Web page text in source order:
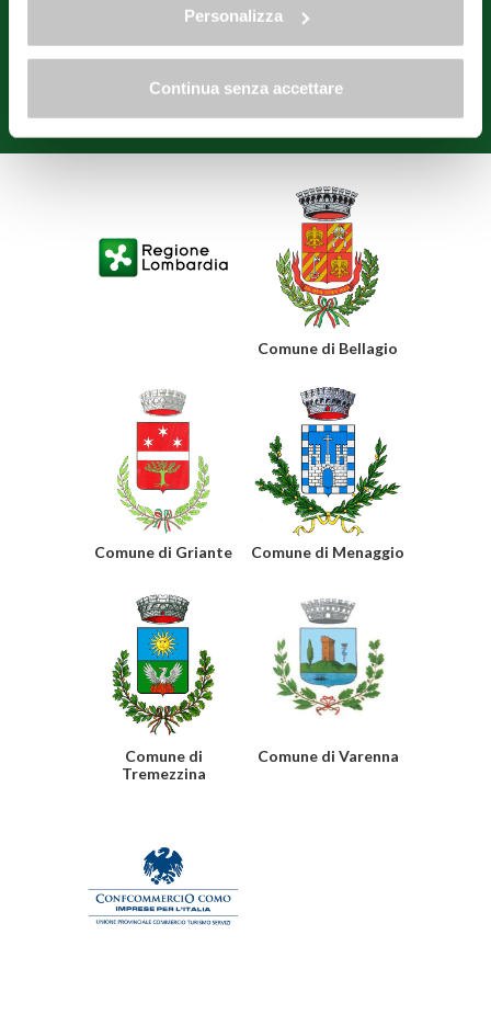
Personalizza
Continua senza accettare
reconstruction" and also created with contributions from the
Varenna and Confcommercio Como.
Comune di Bellagio
Comune di Griante Comune di Menaggio
Comune di
Tremezzina
Comune di Varenna